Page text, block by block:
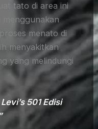
tato di area ini
menggunakan
menato di
menyakitkan
yang melindungi
501 Edisi